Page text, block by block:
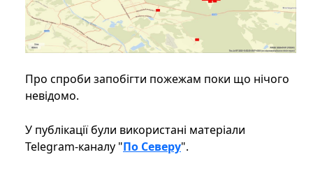
Про спроби запобігти пожежам поки що нічого
невідомо.
У публікації були використані матеріали
Telegram-каналу "По Северу".